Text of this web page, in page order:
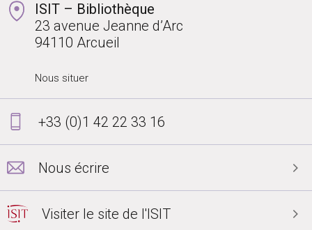
ISIT – Bibliothèque
23 avenue Jeanne d’Arc
94110 Arcueil
Nous situer
+33 (0)1 42 22 33 16
Nous écrire
Visiter le site de l'ISIT